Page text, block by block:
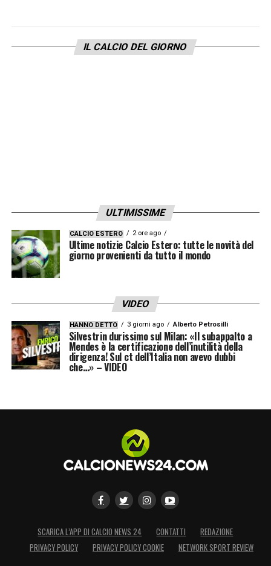
e ho il desiderio di dimostrare il mio valore
qua in questo club. Col Derby sarà un test
IL CALCIO DEL GIORNO
ULTIMISSIME
CALCIO ESTERO 2 ore ago
Ultime notizie Calcio Estero: tutte le novità del
giorno provenienti da tutto il mondo
VIDEO
HANNO DETTO 3 giorni ago Alberto Petrosilli
Silvestrin durissimo sul Milan: «Il subappalto a
Mendes è la certificazione dell’inutilità della
dirigenza! Sul ct dell’Italia non avevo dubbi
che…» – VIDEO
SCARICA L’APP DI CALCIO NEWS 24 CONTATTI
REDAZIONE
PRIVACY POLICY
PRIVACY POLICY COOKIE NETWORK SPORT REVIEW